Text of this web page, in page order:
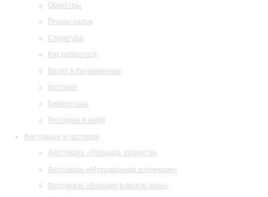
Оркестры
Планы залов
Структура
Как добраться
Визит в филармонию
История
Библиотека
Ресторан и кафе
Фестивали и гастроли
Фестиваль «Площадь Искусств»
Фестиваль «Музыкальная коллекция»
Фестиваль «Барокко в белую ночь»